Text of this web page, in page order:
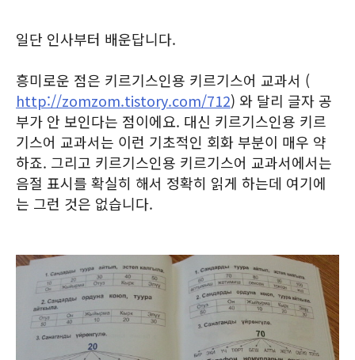
일단 인사부터 배운답니다.
흥미로운 점은 키르기스인용 키르기스어 교과서 (
http://zomzom.tistory.com/712) 와 달리 글자 공
부가 안 보인다는 점이에요. 대신 키르기스인용 키르
기스어 교과서는 이런 기초적인 회화 부분이 매우 약
하죠. 그리고 키르기스인용 키르기스어 교과서에서는
음절 표시를 확실히 해서 정확히 읽게 하는데 여기에
는 그런 것은 없습니다.